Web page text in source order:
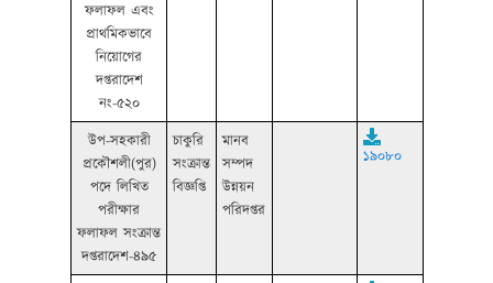
ফলাফল এবং
প্রাথমিকভাবে
নিয়োগের
দপ্তরাদেশ
নং-৫২০
উপ-সহকারী
প্রকৌশলী(পুর)
পদে লিখিত
পরীক্ষার
ফলাফল সংক্রান্ত
দপ্তরাদেশ-৪৯৫
চাকুরি
সংক্রান্ত
বিজ্ঞপ্তি
মানব
সম্পদ
উন্নয়ন
পরিদপ্তর
১৯০৮০